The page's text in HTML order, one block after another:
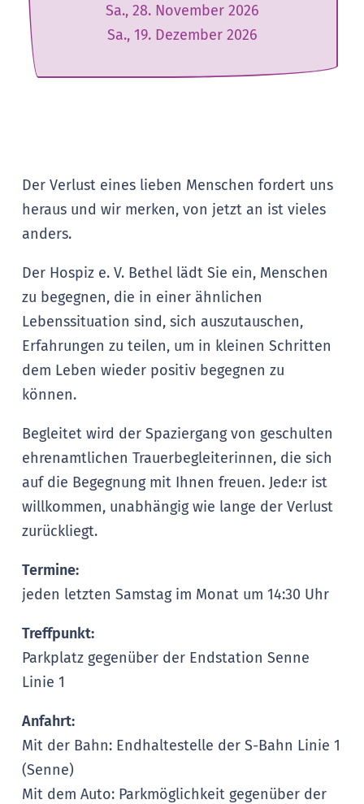
Der Verlust eines lieben Menschen fordert uns
heraus und wir merken, von jetzt an ist vieles
anders.
Der Hospiz e. V. Bethel lädt Sie ein, Menschen
zu begegnen, die in einer ähnlichen
Lebenssituation sind, sich auszutauschen,
Erfahrungen zu teilen, um in kleinen Schritten
dem Leben wieder positiv begegnen zu
können.
Begleitet wird der Spaziergang von geschulten
ehrenamtlichen Trauerbegleiterinnen, die sich
auf die Begegnung mit Ihnen freuen. Jede:r ist
willkommen, unabhängig wie lange der Verlust
zurückliegt.
Termine:
jeden letzten Samstag im Monat um 14:30 Uhr
Treffpunkt:
Parkplatz gegenüber der Endstation Senne
Linie 1
Anfahrt:
Mit der Bahn: Endhaltestelle der S-Bahn Linie 1
(Senne)
Mit dem Auto: Parkmöglichkeit gegenüber der
Sa., 28. November 2026
Sa., 19. Dezember 2026